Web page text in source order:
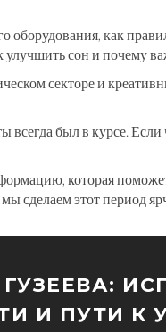
как
сон и почему
секторе и
был в курсе. Если
которая
сделаем этот период
И ПУТИ К